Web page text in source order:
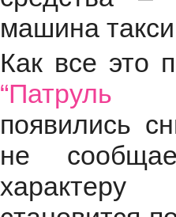
машина
Как все это
“Патруль
появились
не